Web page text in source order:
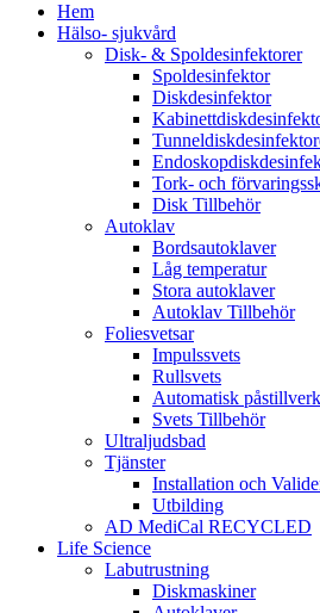
Hem
Hälso- sjukvård
Disk- & Spoldesinfektorer
Spoldesinfektor
Diskdesinfektor
Tork- och
Disk Tillbehör
Autoklav
Bordsautoklaver
Låg temperatur
Stora autoklaver
Autoklav Tillbehör
Foliesvetsar
Impulssvets
Rullsvets
Automatisk
Svets Tillbehör
Ultraljudsbad
Tjänster
Installation och
Utbilding
AD MediCal RECYCLED
Life Science
Labutrustning
Diskmaskiner